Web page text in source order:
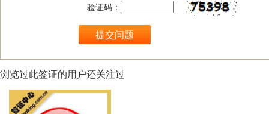
验证码：
浏览过此签证的用户还关注过